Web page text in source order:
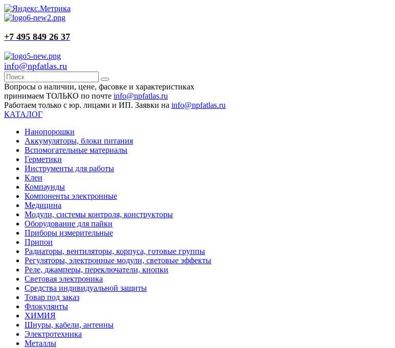
+7 495 849 26 37
info@npfatlas.ru
Вопросы о наличии, цене, фасовке и характеристиках
принимаем ТОЛЬКО по почте info@npfatlas.ru
Работаем только с юр. лицами и ИП. Заявки на info@npfatlas.ru
КАТАЛОГ
Нанопорошки
Аккумуляторы, блоки питания
Вспомогательные материалы
Герметики
Инструменты для работы
Клеи
Компаунды
Компоненты электронные
Медицина
Модули, системы контроля, конструкторы
Оборудование для пайки
Приборы измерительные
Припои
Радиаторы, вентиляторы, корпуса, готовые группы
Регуляторы, электронные модули, световые эффекты
Реле, джамперы, переключатели, кнопки
Световая электроника
Средства индивидуальной защиты
Товар под заказ
Флокулянты
ХИМИЯ
Шнуры, кабели, антенны
Электротехника
Металлы